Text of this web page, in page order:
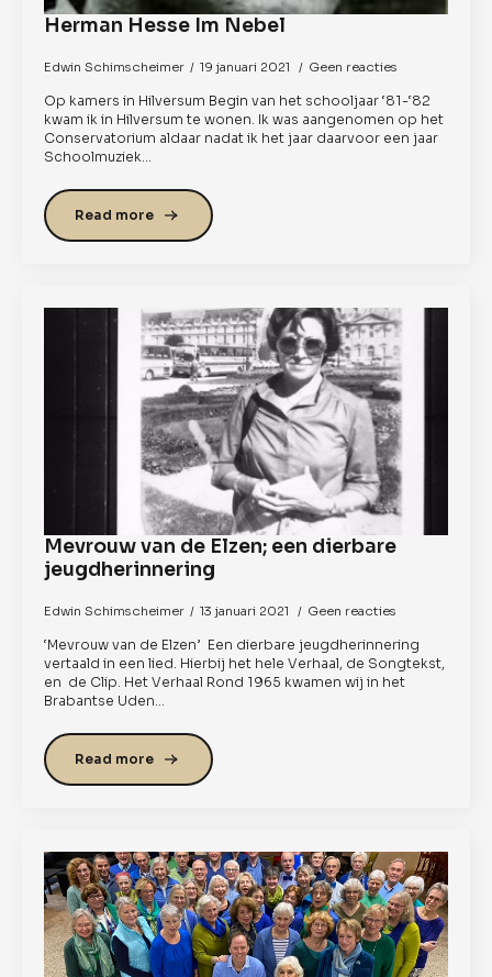
Herman Hesse Im Nebel
Edwin Schimscheimer 19 januari 2021 Geen reacties
Op kamers in Hilversum Begin van het schooljaar ‘81-‘82
kwam ik in Hilversum te wonen. Ik was aangenomen op het
Conservatorium aldaar nadat ik het jaar daarvoor een jaar
Schoolmuziek…
Read more
Mevrouw van de Elzen; een dierbare
jeugdherinnering
Edwin Schimscheimer 13 januari 2021 Geen reacties
‘Mevrouw van de Elzen’ Een dierbare jeugdherinnering
vertaald in een lied. Hierbij het hele Verhaal, de Songtekst,
en de Clip. Het Verhaal Rond 1965 kwamen wij in het
Brabantse Uden…
Read more